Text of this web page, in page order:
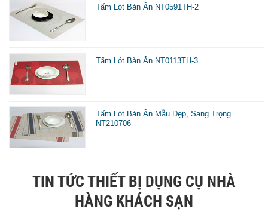
Những ưu điểm nổi bậc của tấm lót bàn ăn
- Có trên 100 màu sắc và hoa văn khác nhau phù hợp với
Tấm Lót Bàn Ăn NT0591TH-2
Tấm Lót Bàn Ăn NT0113TH-3
Tấm Lót Bàn Ăn Mẫu Đẹp, Sang Trọng
NT210706
TIN TỨC THIẾT BỊ DỤNG CỤ NHÀ
HÀNG KHÁCH SẠN